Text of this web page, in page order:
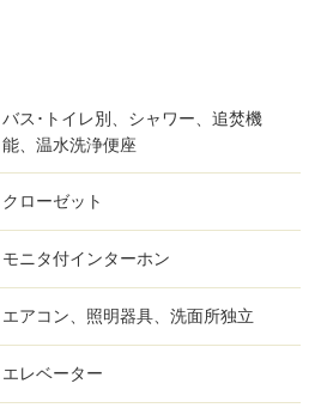
バス･トイレ別、シャワー、追焚機
能、温水洗浄便座
クローゼット
モニタ付インターホン
エアコン、照明器具、洗面所独立
エレベーター